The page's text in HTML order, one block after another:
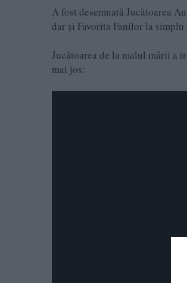
A fost desemnată Jucătoarea
dar și Favorita Fanilor la
Jucătoarea de la malul mării a
mai jos: